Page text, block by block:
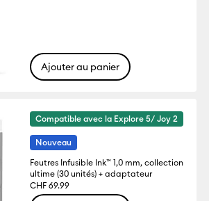
Ajouter au panier
Compatible avec la Explore 5/ Joy 2
Nouveau
Feutres Infusible Ink™ 1,0 mm, collection
ultime (30 unités) + adaptateur
CHF 69.99